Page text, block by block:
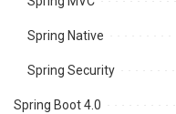
Spring Native
Spring Security
Spring Boot 4.0